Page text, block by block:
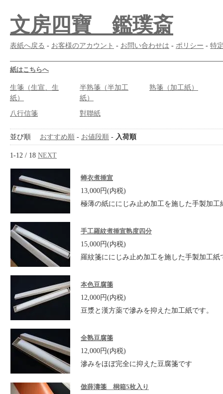
文房四寶 鑑璞斎
表紙へ戻る - お客様のアカウント - お問い合わせは - ポリシー - 特
紙はこちらへ
生箋（生宣、生
紙）
半熟箋（半加工
紙）
熟箋（加工紙）
八行信箋 對聯紙
並び順 おすすめ順 - お値段順 - 入荷順
1-12 / 18 NEXT
蝉衣煮捶宣
13,000円(内税)
極薄の紙ににじみ止め加工を施した手製加工
手工羅紋煮捶宣熟度四分
15,000円(内税)
羅紋箋ににじみ止め加工を施した手製加工紙
本色豆腐箋
12,000円(内税)
豆漿と漢方薬で滲みを抑えた加工紙です。
全熟豆腐箋
12,000円(内税)
滲みをほぼ完全に抑えた豆腐箋です
倣薛濤箋 桐箱5枚入り